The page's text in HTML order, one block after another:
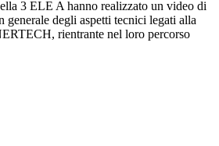
3 ELE A hanno realizzato un video di
generale degli aspetti tecnici legati alla
rientrante nel loro percorso